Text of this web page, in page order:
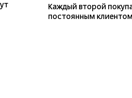
Каждый второй
постоянным